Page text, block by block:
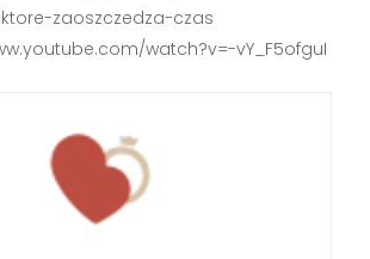
zaoszczedza-czas
watch?v=-vY_F5ofguI